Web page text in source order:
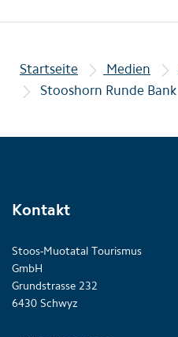
Startseite Medien
Stooshorn Runde Bank
Kontakt
Stoos-Muotatal Tourismus
GmbH
Grundstrasse 232
6430 Schwyz